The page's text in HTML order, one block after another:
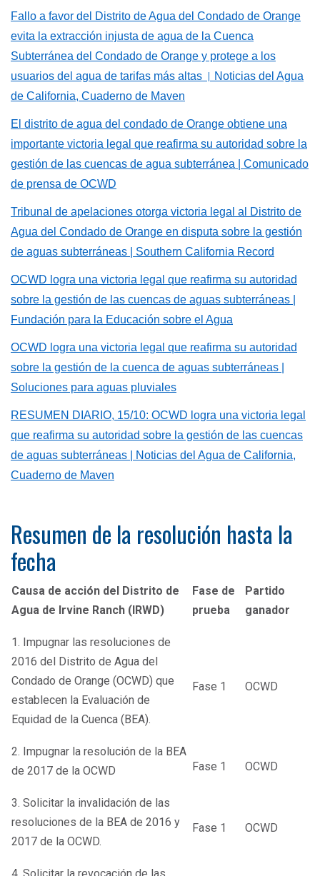
Fallo a favor del Distrito de Agua del Condado de Orange
evita la extracción injusta de agua de la Cuenca
Subterránea del Condado de Orange y protege a los
usuarios del agua de tarifas más altas
Noticias del Agua
de California, Cuaderno de Maven
El distrito de agua del condado de Orange obtiene una
importante victoria legal que reafirma su autoridad sobre la
gestión de las cuencas de agua subterránea | Comunicado
de prensa de OCWD
Tribunal de apelaciones otorga victoria legal al Distrito de
Agua del Condado de Orange en disputa sobre la gestión
de aguas subterráneas | Southern California Record
OCWD logra una victoria legal que reafirma su autoridad
sobre la gestión de las cuencas de aguas subterráneas |
Fundación para la Educación sobre el Agua
OCWD logra una victoria legal que reafirma su autoridad
sobre la gestión de la cuenca de aguas subterráneas |
Soluciones para aguas pluviales
RESUMEN DIARIO, 15/10: OCWD logra una victoria legal
que reafirma su autoridad sobre la gestión de las cuencas
de aguas subterráneas
| Noticias del Agua de California,
Cuaderno de Maven
Resumen de la resolución hasta la
fecha
Causa de acción del Distrito de
Agua de Irvine Ranch (IRWD)
Fase de
prueba
Partido
ganador
1. Impugnar las resoluciones de
2016 del Distrito de Agua del
Condado de Orange (OCWD) que
establecen la Evaluación de
Equidad de la Cuenca (BEA).
Fase 1 OCWD
2. Impugnar la resolución de la BEA
de 2017 de la OCWD
Fase 1 OCWD
3. Solicitar la invalidación de las
resoluciones de la BEA de 2016 y
2017 de la OCWD.
Fase 1 OCWD